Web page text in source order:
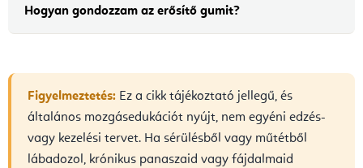
Hogyan gondozzam az erősítő gumit?
Figyelmeztetés: Ez a cikk tájékoztató jellegű, és
általános mozgásedukációt nyújt, nem egyéni edzés-
vagy kezelési tervet. Ha sérülésből vagy műtétből
lábadozol, krónikus panaszaid vagy fájdalmaid